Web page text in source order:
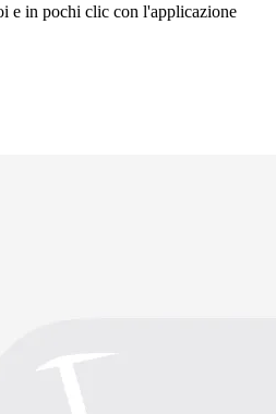
e in pochi clic con l'applicazione